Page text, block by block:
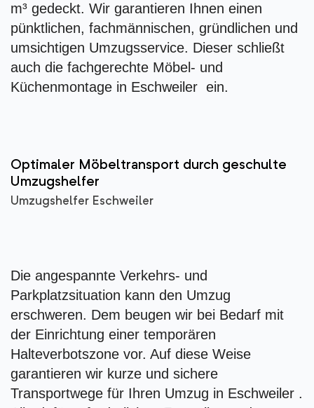
m³ gedeckt. Wir garantieren Ihnen einen
pünktlichen, fachmännischen, gründlichen und
umsichtigen Umzugsservice. Dieser schließt
auch die fachgerechte Möbel- und
Küchenmontage in Eschweiler ein.
Optimaler Möbeltransport durch geschulte
Umzugshelfer
Umzugshelfer Eschweiler
Die angespannte Verkehrs- und
Parkplatzsituation kann den Umzug
erschweren. Dem beugen wir bei Bedarf mit
der Einrichtung einer temporären
Halteverbotszone vor. Auf diese Weise
garantieren wir kurze und sichere
Transportwege für Ihren Umzug in Eschweiler .